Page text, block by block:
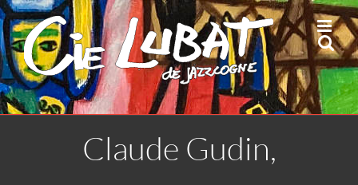
Passer
au
contenu
Claude Gudin,